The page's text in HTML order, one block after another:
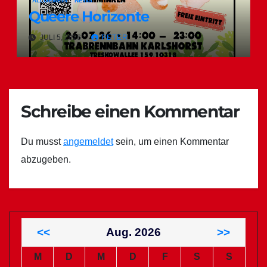
Queere Horizonte
JULI 5, 2026 PETER
Schreibe einen Kommentar
Du musstangemeldetsein, um einen Kommentar
abzugeben.
<< Aug. 2026 >>
M D M D F S S